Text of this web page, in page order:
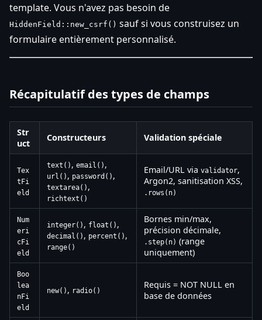
template. Vous n'avez pas besoin de
HiddenField::new_csrf() sauf si vous construisez un
formulaire entièrement personnalisé.
Récapitulatif des types de champs
Str
uct
Constructeurs Validation spéciale
Tex
tFi
eld
text() , email() ,
url() , password() ,
textarea() ,
richtext()
Email/URL via validator,
Argon2, sanitisation XSS,
.rows(n)
Num
eri
cFi
eld
integer() , float() ,
decimal() , percent() ,
range()
Bornes min/max,
précision décimale,
.step(n) (range
uniquement)
Boo
lea
nFi
eld
new() , radio()
Requis = NOT NULL en
base de données